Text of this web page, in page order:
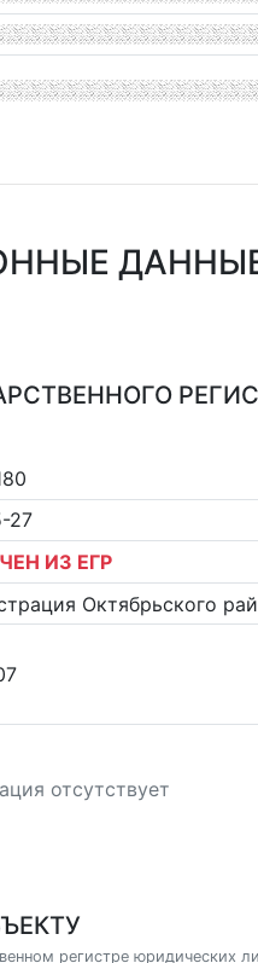
27
ИЗ ЕГР
Октябрьского
отсутствует
регистре юридических